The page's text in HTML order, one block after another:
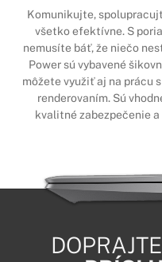
Komunikujte,
všetko efektívne. S
nemusíte báť, že niečo
Power sú vybavené
môžete využiť aj na prácu
renderovaním. Sú
kvalitné zabezpečenie